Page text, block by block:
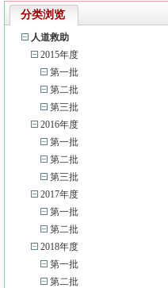
分类浏览
人道救助
2015年度
第一批
第二批
第三批
2016年度
第一批
第二批
第三批
2017年度
第一批
第二批
2018年度
第一批
第二批